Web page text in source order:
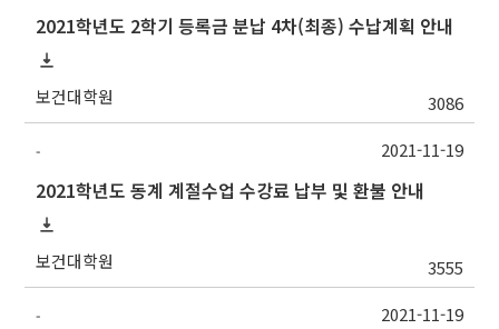
2021학년도 2학기 등록금 분납 4차(최종) 수납계획 안내
보건대학원 3086
-
2021학년도 동계 계절수업 수강료 납부 및 환불 안내
보건대학원 3555
2021-11-19
- 2021-11-19